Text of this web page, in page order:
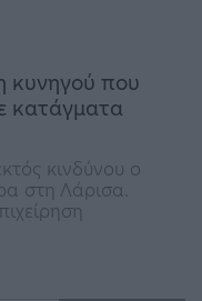
κυνηγού που
κατάγματα
κινδύνου ο
στη Λάρισα.